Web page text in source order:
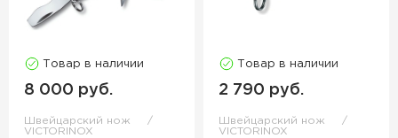
Товар в наличии
8 000 руб.
Швейцарский нож
VICTORINOX
Товар в наличии
2 790 руб.
Швейцарский нож
VICTORINOX